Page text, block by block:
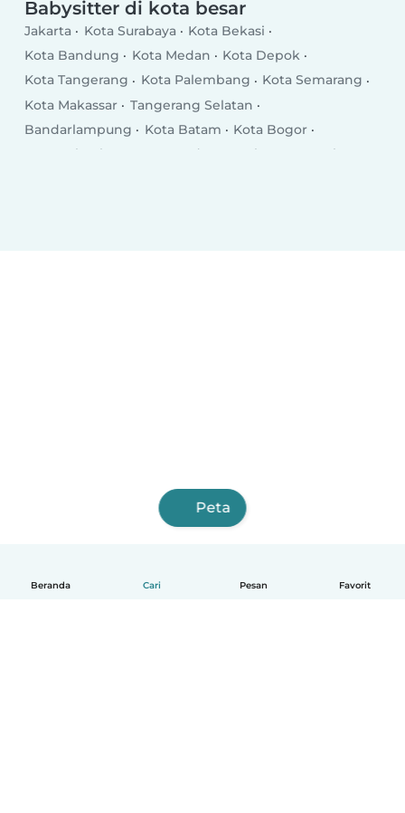
Beranda Cari Pesan Favorit
Babysitter di kota besar
Jakarta Kota Surabaya
Kota Bekasi
Kota Bandung
Kota Medan
Kota Depok
Kota Tangerang
Kota Palembang
Kota Semarang
Kota Makassar
Tangerang Selatan
Bandarlampung
Kota Batam
Kota Bogor
Kota Pekanbaru
Kota Padang
Kabupaten Malang
Peta